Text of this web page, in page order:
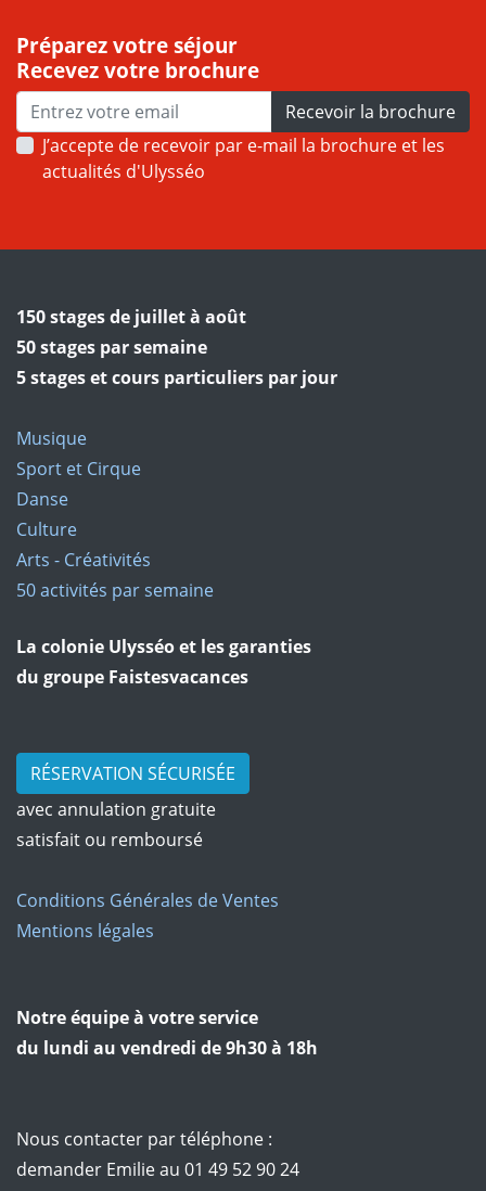
Préparez votre séjour
Recevez votre brochure
Recevoir la brochure
J’accepte de recevoir par e-mail la brochure et les
actualités d'Ulysséo
150 stages de juillet à août
50 stages par semaine
5 stages et cours particuliers par jour
Musique
Sport et Cirque
Danse
Culture
Arts - Créativités
50 activités par semaine
La colonie Ulysséo et les garanties
du groupe Faistesvacances
RÉSERVATION SÉCURISÉE
avec annulation gratuite
satisfait ou remboursé
Conditions Générales de Ventes
Mentions légales
Notre équipe à votre service
du lundi au vendredi de 9h30 à 18h
Nous contacter par téléphone :
demander Emilie au 01 49 52 90 24